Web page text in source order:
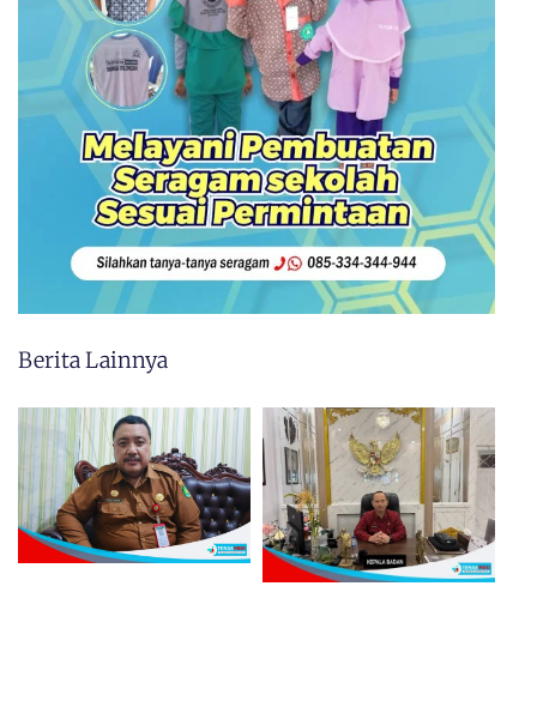
Berita Lainnya